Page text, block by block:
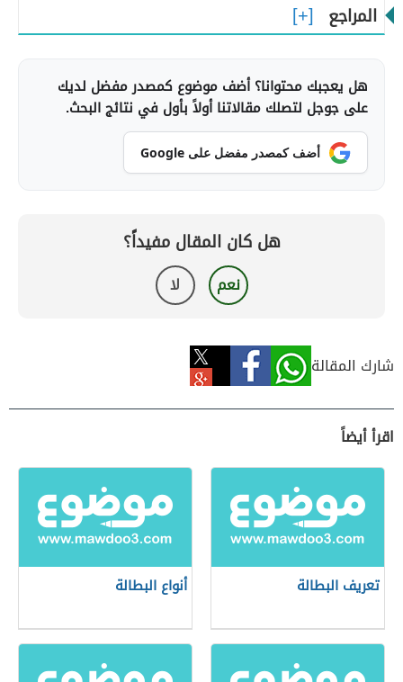
المراجع
هل يعجبك محتوانا؟ أضف موضوع كمصدر مفضل لديك
على جوجل لتصلك مقالاتنا أولاً بأول في نتائج البحث.
أضف كمصدر مفضل على Google
هل كان المقال مفيداً؟
نعم لا
شارك المقالة
اقرأ أيضاً
تعريف البطالة أنواع البطالة